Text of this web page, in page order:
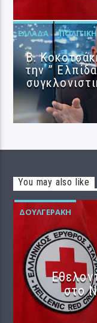
ΕΛΛΆΔΑ ΠΟΛΙΤΙΚΉ
Β.
την ”
You may also like
ΔΟΥΛΓΕΡΆΚΗ
στο